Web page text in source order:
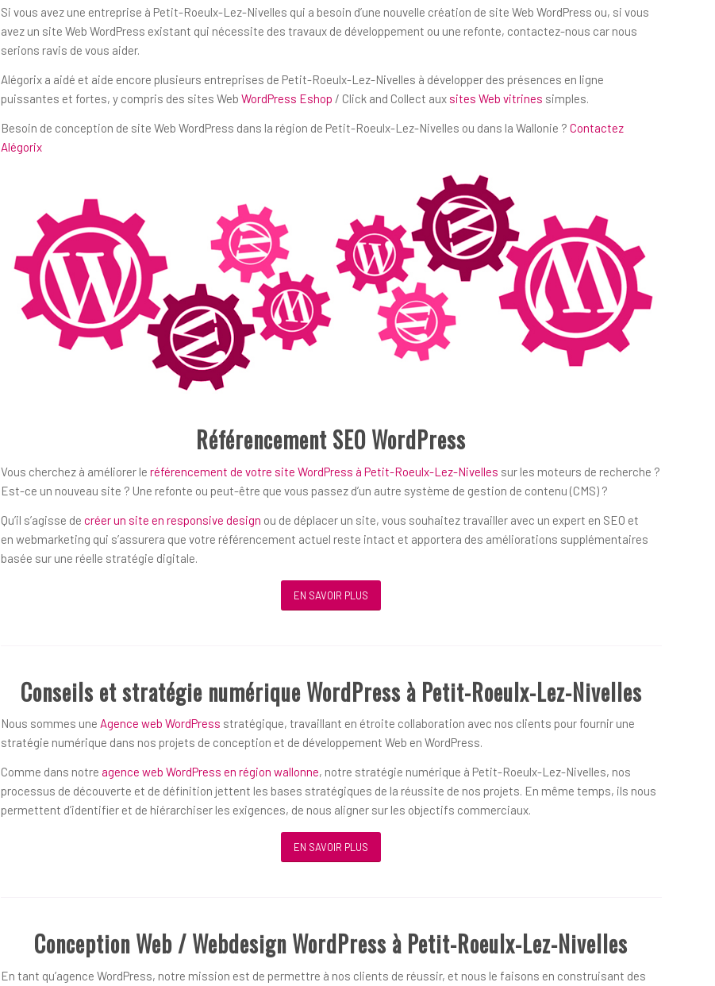
Si vous avez une entreprise à Petit-Roeulx-Lez-Nivelles qui a besoin d’une nouvelle création de site Web WordPress ou, si vous
avez un site Web WordPress existant qui nécessite des travaux de développement ou une refonte, contactez-nous car nous
serions ravis de vous aider.
Alégorix a aidé et aide encore plusieurs entreprises de Petit-Roeulx-Lez-Nivelles à développer des présences en ligne
puissantes et fortes, y compris des sites Web WordPress Eshop / Click and Collect aux sites Web vitrines simples.
Besoin de conception de site Web WordPress dans la région de Petit-Roeulx-Lez-Nivelles ou dans la Wallonie ? Contactez
Alégorix
Référencement SEO WordPress
Vous cherchez à améliorer le référencement de votre site WordPress à Petit-Roeulx-Lez-Nivelles sur les moteurs de recherche ?
Est-ce un nouveau site ? Une refonte ou peut-être que vous passez d’un autre système de gestion de contenu (CMS) ?
Qu’il s’agisse de créer un site en responsive design ou de déplacer un site, vous souhaitez travailler avec un expert en SEO et
en webmarketing qui s’assurera que votre référencement actuel reste intact et apportera des améliorations supplémentaires
basée sur une réelle stratégie digitale.
EN SAVOIR PLUS
Conseils et stratégie numérique WordPress à Petit-Roeulx-Lez-Nivelles
Nous sommes une Agence web WordPress stratégique, travaillant en étroite collaboration avec nos clients pour fournir une
stratégie numérique dans nos projets de conception et de développement Web en WordPress.
Comme dans notre agence web WordPress en région wallonne, notre stratégie numérique à Petit-Roeulx-Lez-Nivelles, nos
processus de découverte et de définition jettent les bases stratégiques de la réussite de nos projets. En même temps, ils nous
permettent d’identifier et de hiérarchiser les exigences, de nous aligner sur les objectifs commerciaux.
EN SAVOIR PLUS
Conception Web / Webdesign WordPress à Petit-Roeulx-Lez-Nivelles
En tant qu’agence WordPress, notre mission est de permettre à nos clients de réussir, et nous le faisons en construisant des